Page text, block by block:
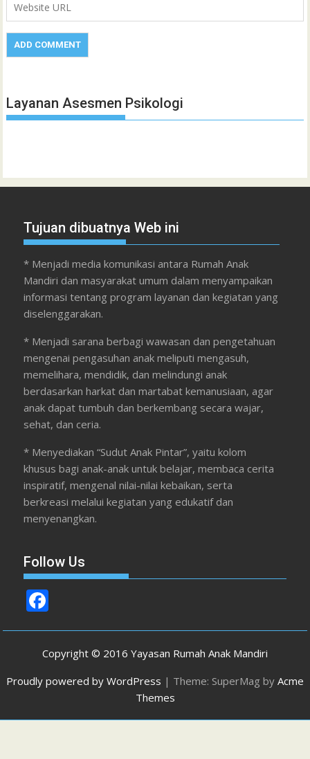
Layanan Asesmen Psikologi
Tujuan dibuatnya Web ini
* Menjadi media komunikasi antara Rumah Anak
Mandiri dan masyarakat umum dalam menyampaikan
informasi tentang program layanan dan kegiatan yang
diselenggarakan.
* Menjadi sarana berbagi wawasan dan pengetahuan
mengenai pengasuhan anak meliputi mengasuh,
memelihara, mendidik, dan melindungi anak
berdasarkan harkat dan martabat kemanusiaan, agar
anak dapat tumbuh dan berkembang secara wajar,
sehat, dan ceria.
* Menyediakan “Sudut Anak Pintar”, yaitu kolom
khusus bagi anak-anak untuk belajar, membaca cerita
inspiratif, mengenal nilai-nilai kebaikan, serta
berkreasi melalui kegiatan yang edukatif dan
menyenangkan.
Follow Us
ac
e
b
o
Copyright © 2016 Yayasan Rumah Anak Mandiri
Proudly powered by WordPress | Theme: SuperMag by Acme
Themes